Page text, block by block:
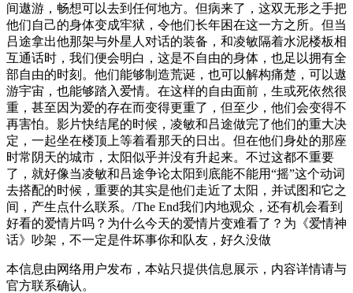
间遨游，畅想可以去到任何地方。但病来了，这双无形之手把
他们自己的身体变成牢狱，令他们长年困在这一方之所。但当
吕途拿出他那架与外星人对话的装备，和凌敏隔着水泥楼板相
互通话时，我们便会明白，这是不自由的身体，也足以拥有全
部自由的时刻。他们能够制造荒诞，也可以解构痛楚，可以遨
游宇宙，也能够踏入爱情。在这样的自由面前，生或死依然很
重，甚至因为爱的存在而变得更重了，但至少，他们会变得不
再害怕。影片快结尾的时候，凌敏和吕途做完了他们的重大决
定，一起坐在楼顶上等着看那天的日出。但在他们身处的那座
时常阴天的城市，太阳似乎并没有升起来。不过这都不重要
了，就好像当凌敏和吕途争论太阳到底能不能用“摇”这个动词
去搭配的时候，重要的其实是他们走近了太阳，并试图和它之
间，产生点什么联系。/The End我们内地观众，还有机会看到
好看的爱情片吗？为什么今天的爱情片变难看了？为《爱情神
话》吵架，不一定是件坏事你和队友，好久没做
本信息由网络用户发布， 本站只提供信息展示，内容详情请与
官方联系确认。